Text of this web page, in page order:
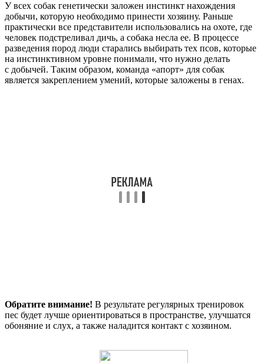
У всех собак генетически заложен инстинкт нахождения
добычи, которую необходимо принести хозяину. Раньше
практически все представители использовались на охоте, где
человек подстреливал дичь, а собака несла ее. В процессе
разведения пород люди старались выбирать тех псов, которые
на инстинктивном уровне понимали, что нужно делать
с добычей. Таким образом, команда «апорт» для собак
является закреплением умений, которые заложены в генах.
Обратите внимание! В результате регулярных тренировок
пес будет лучше ориентироваться в пространстве, улучшатся
обоняние и слух, а также наладится контакт с хозяином.